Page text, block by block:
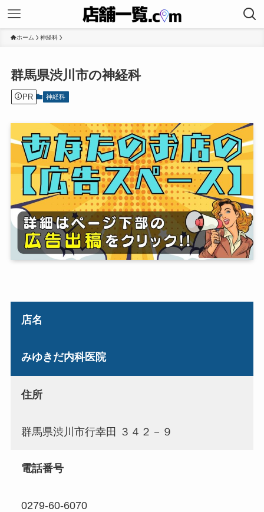
ホーム 神経科
群馬県渋川市の神経科
PR 神経科
店名
みゆきだ内科医院
住所
群馬県渋川市行幸田 ３４２－９
電話番号
0279-60-6070